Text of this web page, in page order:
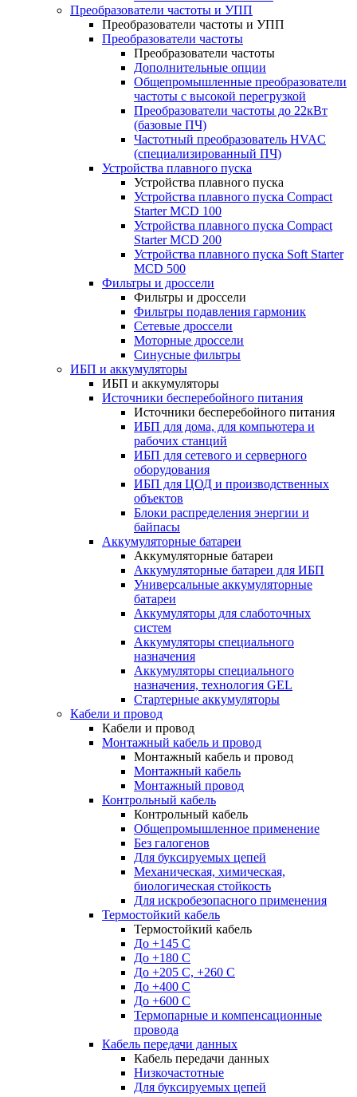
Преобразователи частоты и УПП
Преобразователи частоты и УПП
Преобразователи частоты
Преобразователи частоты
Дополнительные опции
Общепромышленные преобразователи
частоты с высокой перегрузкой
Преобразователи частоты до 22кВт
(базовые ПЧ)
Частотный преобразователь HVAC
(специализированный ПЧ)
Устройства плавного пуска
Устройства плавного пуска
Устройства плавного пуска Compact
Starter MCD 100
Устройства плавного пуска Compact
Starter MCD 200
Устройства плавного пуска Soft Starter
MCD 500
Фильтры и дроссели
Фильтры и дроссели
Фильтры подавления гармоник
Сетевые дроссели
Моторные дроссели
Синусные фильтры
ИБП и аккумуляторы
ИБП и аккумуляторы
Источники бесперебойного питания
Источники бесперебойного питания
ИБП для дома, для компьютера и
рабочих станций
ИБП для сетевого и серверного
оборудования
ИБП для ЦОД и производственных
объектов
Блоки распределения энергии и
байпасы
Аккумуляторные батареи
Аккумуляторные батареи
Аккумуляторные батареи для ИБП
Универсальные аккумуляторные
батареи
Аккумуляторы для слаботочных
систем
Аккумуляторы специального
назначения
Аккумуляторы специального
назначения, технология GEL
Стартерные аккумуляторы
Кабели и провод
Кабели и провод
Монтажный кабель и провод
Монтажный кабель и провод
Монтажный кабель
Монтажный провод
Контрольный кабель
Контрольный кабель
Общепромышленное применение
Без галогенов
Для буксируемых цепей
Механическая, химическая,
биологическая стойкость
Для искробезопасного применения
Термостойкий кабель
Термостойкий кабель
До +145 С
До +180 C
До +205 С, +260 С
До +400 C
До +600 С
Термопарные и компенсационные
провода
Кабель передачи данных
Кабель передачи данных
Низкочастотные
Для буксируемых цепей